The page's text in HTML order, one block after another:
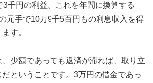
3千円の利益。これを年間に換算する
元手で10万9千5百円もの利息収入を得
す。
、少額であっても返済が滞れば、取り立
ということです。3万円の借金であっ